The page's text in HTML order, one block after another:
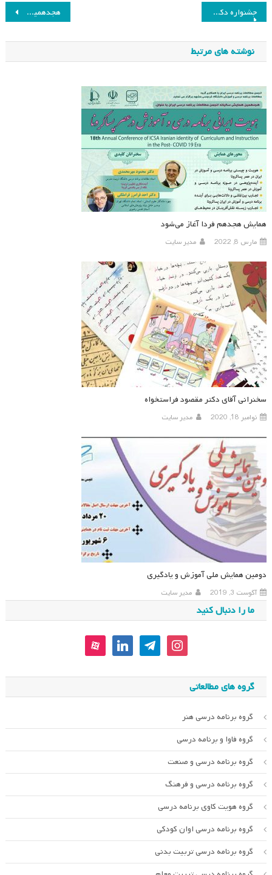
راهبری
نوشته
هجدهمین همایش سالیانه انجمن مطالعات برنامه درسی ایران جشنواره دکتر علی شریعتمداری
نوشته های مرتبط
همایش هجدهم فردا آغاز می‌شود
مارس 8, 2022 مدیر سایت
سخنرانی آقای دکتر مقصود فراستخواه
نوامبر 18, 2020 مدیر سایت
دومین همایش ملی آموزش و یادگیری
آگوست 3, 2019 مدیر سایت
ما را دنبال کنید
instagram
telegram
linkedin
aparat
گروه های مطالعاتی
گروه برنامه درسی هنر
گروه فاوا و برنامه درسی
گروه برنامه درسی و صنعت
گروه برنامه درسی و فرهنگ
گروه هویت کاوی برنامه درسی
گروه برنامه درسی اوان کودکی
گروه برنامه درسی تربیت بدنی